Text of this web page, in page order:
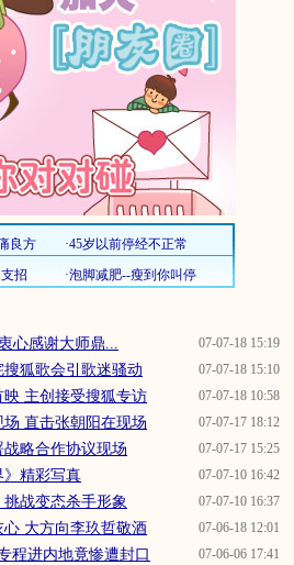
07-07-18 15:19
心感谢大师鼎...
07-07-18 15:10
狐歌会引歌迷骚动
07-07-18 10:58
主创接受搜狐专访
07-07-17 18:12
直击张朝阳在现场
07-07-17 15:25
略合作协议现场
07-07-10 16:42
》精彩写真
07-07-10 16:37
战变态杀手形象
07-06-18 12:01
大方向李玖哲敬酒
07-06-06 17:41
程进内地竟惨遭封口